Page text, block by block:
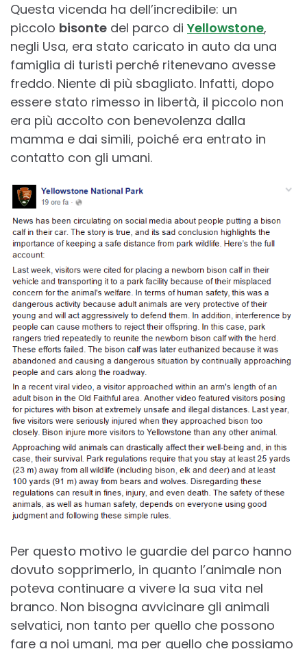
Questa vicenda ha dell’incredibile: un
piccolo bisonte del parco di Yellowstone,
negli Usa, era stato caricato in auto da una
famiglia di turisti perché ritenevano avesse
freddo. Niente di più sbagliato. Infatti, dopo
essere stato rimesso in libertà, il piccolo non
era più accolto con benevolenza dalla
mamma e dai simili, poiché era entrato in
contatto con gli umani.
Per questo motivo le guardie del parco hanno
dovuto sopprimerlo, in quanto l’animale non
poteva continuare a vivere la sua vita nel
branco. Non bisogna avvicinare gli animali
selvatici, non tanto per quello che possono
fare a noi umani, ma per quello che possiamo